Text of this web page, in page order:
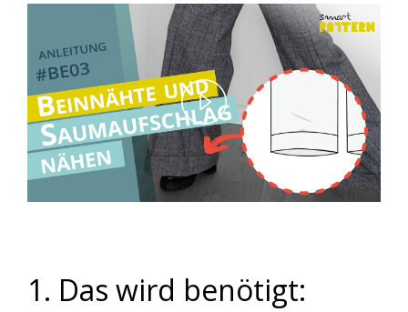
Play
Video
1. Das wird benötigt: